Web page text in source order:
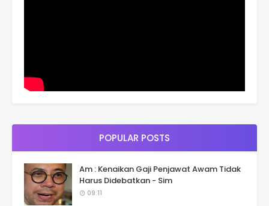
POPULAR POSTS
Am : Kenaikan Gaji Penjawat Awam Tidak
Harus Didebatkan - Sim
09:11